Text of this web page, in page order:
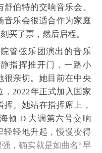
伯特的交响音乐会。
音乐会很适合作为家庭
买了票，然后启程。
管弦乐团演出的音乐
指挥推开门，一路小
很亲切。她目前在中央
2022年正式加入国家
。她站在指挥席上，
顿 D 大调第六号交响
轻轻地升起，慢慢变得
，确实就是如曲名“早